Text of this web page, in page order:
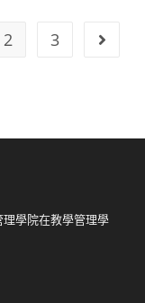
2 3
學院在教學管理學